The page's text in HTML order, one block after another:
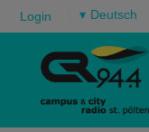
Login ▾